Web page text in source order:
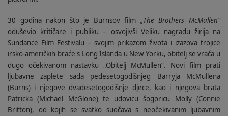
30 godina nakon što je Burnsov film „The Brothers McMullen“
oduševio kritičare i publiku – osvojivši Veliku nagradu žirija na
Sundance Film Festivalu – svojim prikazom života i izazova trojice
irsko-američkih braće s Long Islanda u New Yorku, obitelj se vraća u
dugo očekivanom nastavku „Obitelj McMullen”.
Novi film prati
ljubavne zaplete sada pedesetogodišnjeg Barryja McMullena
(Burns) i njegove dvadesetogodišnje djece, kao i njegova brata
Patricka (Michael McGlone) te udovicu šogoricu Molly (Connie
Britton), od kojih se svatko suočava s neočekivanim ljubavnim